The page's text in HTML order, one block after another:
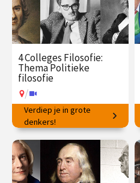
4 Colleges Filosofie:
Thema Politieke
filosofie
/
Ideeën voor succesvol
samenleven.
€ 145.00
vanaf 23
mrt.
Verdiep je in grote
denkers!